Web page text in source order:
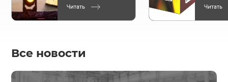
Читать Читать
Все новости